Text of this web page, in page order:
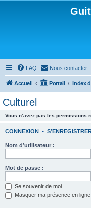
FAQ Nous contacter
Accueil Portail Index
Culturel
Vous n’avez pas les permissions
CONNEXION •
Nom d’utilisateur :
Mot de passe :
Se souvenir de moi
Masquer ma présence en